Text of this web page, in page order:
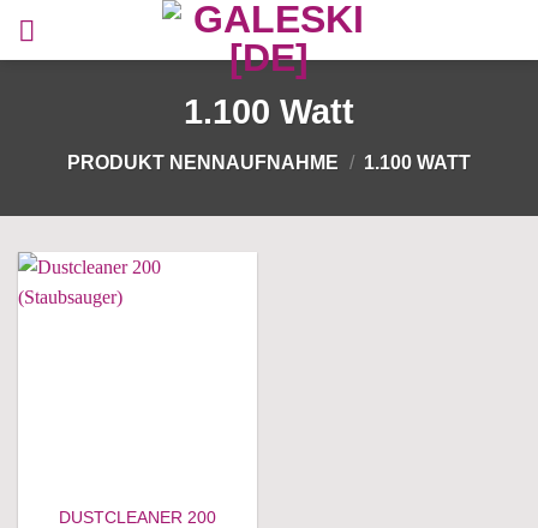
Inhalt
1.100 Watt
PRODUKT NENNAUFNAHME / 1.100 WATT
DUSTCLEANER 200